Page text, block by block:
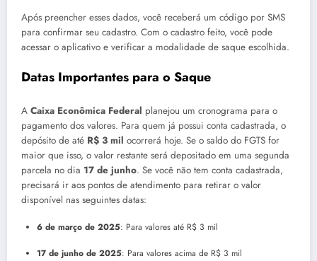
Após preencher esses dados, você receberá um código por SMS
para confirmar seu cadastro. Com o cadastro feito, você pode
acessar o aplicativo e verificar a modalidade de saque escolhida.
Datas Importantes para o Saque
A Caixa Econômica Federal planejou um cronograma para o
pagamento dos valores. Para quem já possui conta cadastrada, o
depósito de até R$ 3 mil ocorrerá hoje. Se o saldo do FGTS for
maior que isso, o valor restante será depositado em uma segunda
parcela no dia 17 de junho. Se você não tem conta cadastrada,
precisará ir aos pontos de atendimento para retirar o valor
disponível nas seguintes datas:
6 de março de 2025: Para valores até R$ 3 mil
17 de junho de 2025: Para valores acima de R$ 3 mil